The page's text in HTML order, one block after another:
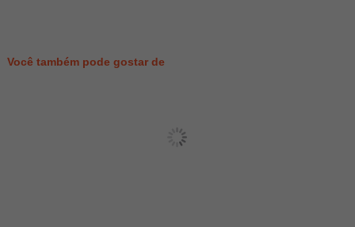
Você também pode gostar de